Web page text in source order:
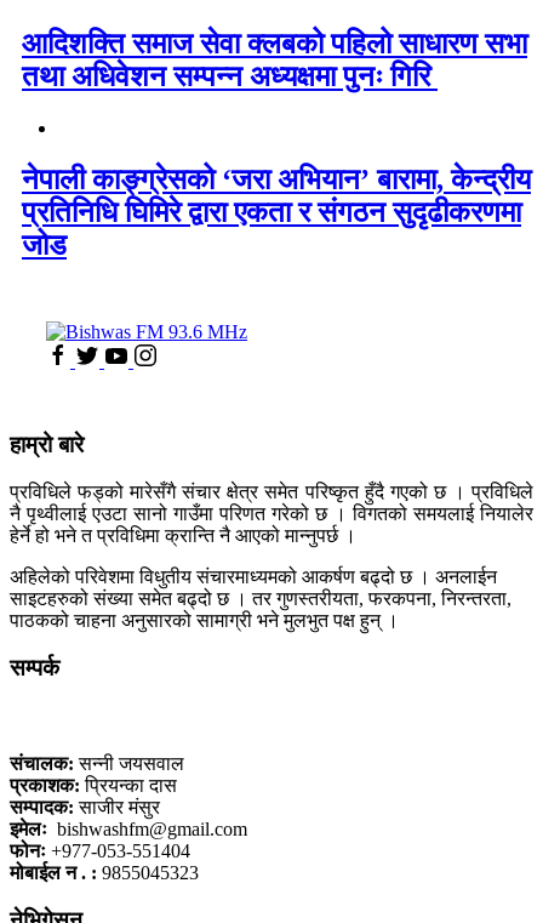
आदिशक्ति समाज सेवा क्लबको पहिलो साधारण सभा
तथा अधिवेशन सम्पन्न अध्यक्षमा पुनः गिरि
नेपाली काङ्ग्रेसको ‘जरा अभियान’ बारामा, केन्द्रीय
प्रतिनिधि घिमिरे द्वारा एकता र संगठन सुदृढीकरणमा
जोड
हाम्रो बारे
प्रविधिले फड्को मारेसँगै संचार क्षेत्र समेत परिष्कृत हुँदै गएको छ । प्रविधिले
नै पृथ्वीलाई एउटा सानो गाउँमा परिणत गरेको छ । विगतको समयलाई नियालेर
हेर्ने हो भने त प्रविधिमा क्रान्ति नै आएको मान्नुपर्छ ।
अहिलेको परिवेशमा विधुतीय संचारमाध्यमको आकर्षण बढ्दो छ । अनलाईन
साइटहरुको संख्या समेत बढ्दो छ । तर गुणस्तरीयता, फरकपना, निरन्तरता,
पाठकको चाहना अनुसारको सामाग्री भने मुलभुत पक्ष हुन् ।
सम्पर्क
संचालक: सन्नी जयसवाल
प्रकाशक: प्रियन्का दास
सम्पादक: साजीर मंसुर
इमेलः bishwashfm@gmail.com
फोनः +977-053-551404
मोबाईल न . : 9855045323